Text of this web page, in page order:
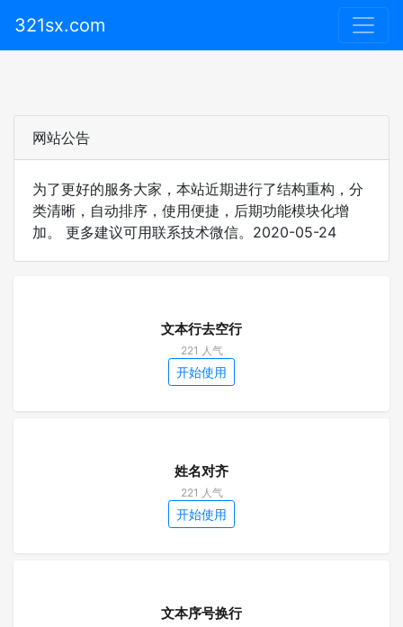
321sx.com
网站公告
为了更好的服务大家，本站近期进行了结构重构，分
类清晰，自动排序，使用便捷，后期功能模块化增
加。 更多建议可用联系技术微信。2020-05-24
文本行去空行
221 人气
开始使用
姓名对齐
221 人气
开始使用
文本序号换行